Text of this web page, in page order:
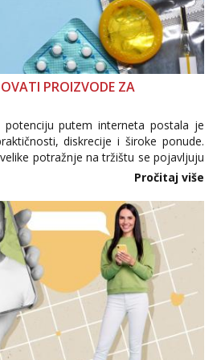
PROIZVODE ZA
potenciju putem interneta postala je
diskrecije i široke ponude.
potražnje na tržištu se pojavljuju
nepouzdane internetske
Pročitaj više